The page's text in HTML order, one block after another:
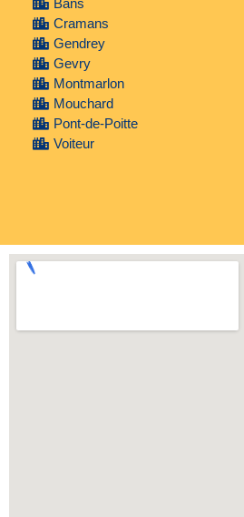
Bans
Cramans
Gendrey
Gevry
Montmarlon
Mouchard
Pont-de-Poitte
Voiteur